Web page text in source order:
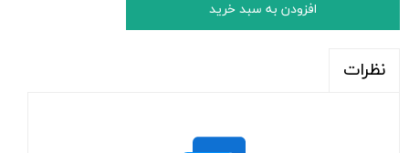
افزودن به سبد خرید
نظرات